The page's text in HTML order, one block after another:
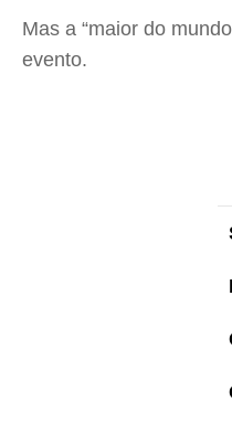
Mas a “maior do
evento.